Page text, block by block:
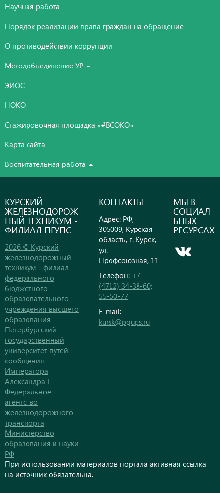
Научная работа
Порядок реализации права граждан на обращение
О противодействии коррупции
Методобъединение УР
ЭИОС
НОКО
Стажировочная площадка «#ВСОКО»
Карта сайта
Воспитательная работа
КУРСКИЙ
ЖЕЛЕЗНОДОРОЖ
НЫЙ ТЕХНИКУМ -
ФИЛИАЛ ПГУПС
2026 © Курский
железнодорожный
техникум - филиал
федерального
бюджетного
образовательного
учреждения высшего
образования
Петербургский
государственный
университет путей
сообщения
Императора
Александра I
Федеральное
агентство
железнодорожного
транспорта
Министерство
образования и науки
РФ
КОНТАКТЫ
Адрес: РФ,
305009, Курская
область, г. Курск,
ул.
Профсоюзная, 11
Телефон: +7
(4712) 34-38-60;
55-50-77
E-mail:
kursk@pgups.ru
МЫ В
СОЦИАЛ
ЬНЫХ
РЕСУРСАХ
При использовании материалов портала активная ссылка
на источник обязательна.